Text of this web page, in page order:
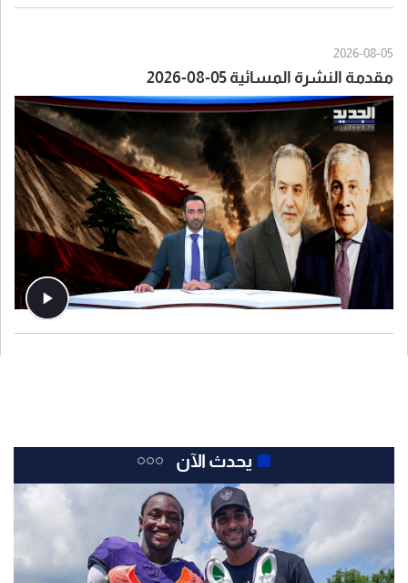
2026-08-05
مقدمة النشرة المسائية 05-08-2026
يحدث الآن